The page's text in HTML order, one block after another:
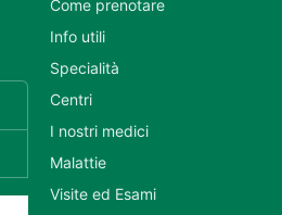
Come prenotare
Info utili
Specialità
Centri
I nostri medici
Malattie
Visite ed Esami